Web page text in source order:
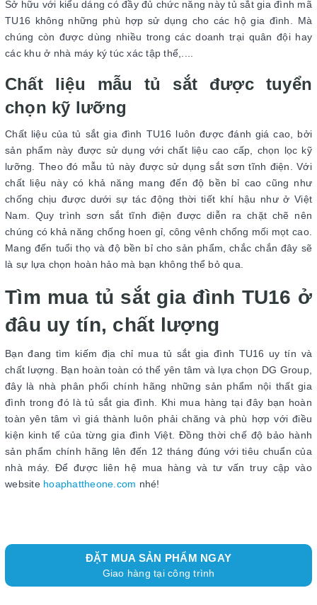
Sở hữu với kiểu dáng có đầy đủ chức năng này tủ sắt gia đình mã
TU16 không những phù hợp sử dụng cho các hộ gia đình. Mà
chúng còn được dùng nhiều trong các doanh trại quân đội hay
các khu ở nhà máy ký túc xác tập thể,....
Chất liệu mẫu tủ sắt được tuyển
chọn kỹ lưỡng
Chất liệu của tủ sắt gia đình TU16 luôn được đánh giá cao, bởi
sản phẩm này được sử dụng với chất liệu cao cấp, chọn lọc kỹ
lưỡng. Theo đó mẫu tủ này được sử dụng sắt sơn tĩnh điện. Với
chất liệu này có khả năng mang đến độ bền bỉ cao cũng như
chống chịu được dưới sự tác động thời tiết khí hậu như ở Việt
Nam. Quy trình sơn sắt tĩnh điện được diễn ra chặt chẽ nên
chúng có khả năng chống hoen gỉ, công vênh chống mối mọt cao.
Mang đến tuổi thọ và độ bền bỉ cho sản phẩm, chắc chắn đây sẽ
là sự lựa chọn hoàn hảo mà bạn không thể bỏ qua.
Tìm mua tủ sắt gia đình TU16 ở
đâu uy tín, chất lượng
Bạn đang tìm kiếm địa chỉ mua tủ sắt gia đình TU16 uy tín và
chất lượng. Bạn hoàn toàn có thể yên tâm và lựa chọn DG Group,
đây là nhà phân phối chính hãng những sản phẩm nội thất gia
đình trong đó là tủ sắt gia đình. Khi mua hàng tại đây bạn hoàn
toàn yên tâm vì giá thành luôn phải chăng và phù hợp với điều
kiện kinh tế của từng gia đình Việt. Đồng thời chế độ bảo hành
sản phẩm chính hãng lên đến 12 tháng đúng với tiêu chuẩn của
nhà máy. Để được liên hệ mua hàng và tư vấn truy cập vào
website hoaphattheone.com nhé!
ĐẶT MUA SẢN PHẨM NGAY
Giao hàng tại công trình